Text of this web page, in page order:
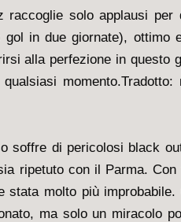
raccoglie solo applausi per
in due giornate), ottimo
alla perfezione in questo
momento.Tradotto:
soffre di pericolosi black
ripetuto con il Parma. Con
molto più improbabile.
ma solo un miracolo